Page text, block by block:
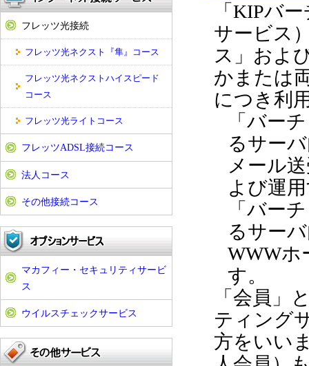
フレッツ光接続
フレッツ光ネクスト『隼』コース
フレッツ光ネクストハイスピード
コース
フレッツ光ライトコース
フレッツADSL接続コース
法人コース
その他接続コース
マカフィー・セキュリティサービ
ス
ウイルスチェックサービス
「KIPバ
サービス
ス」およ
かまたは
につき利
「バー
るサー
メール
よび運
「バー
るサー
WWWホ
す。
「会員」
ティング
方をいい